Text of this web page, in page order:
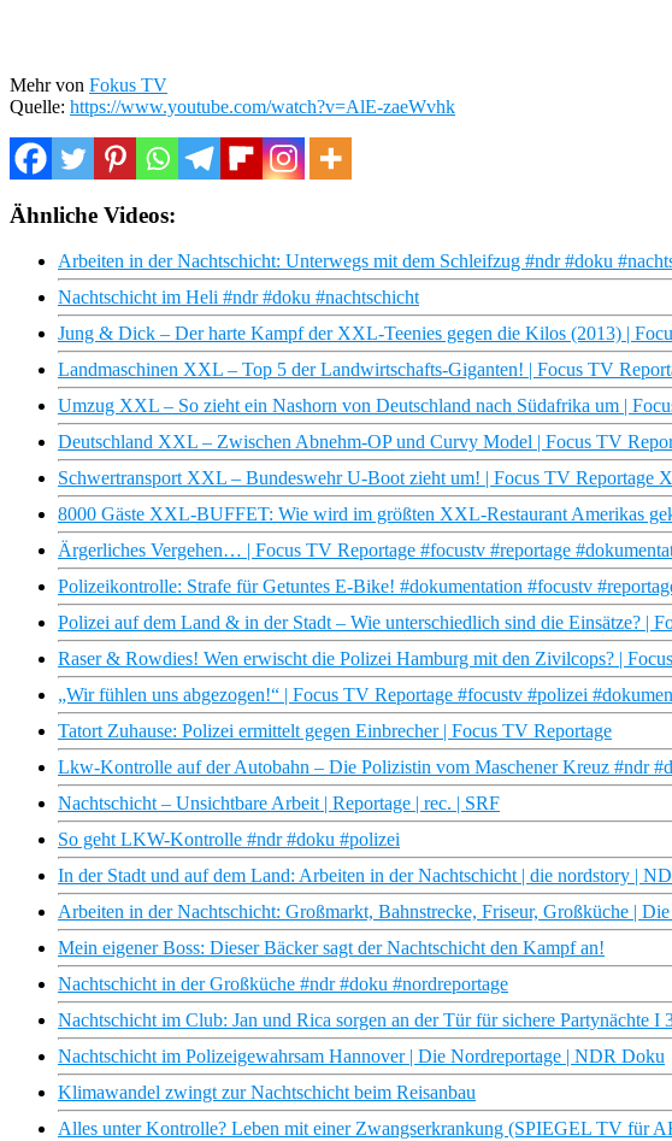
Mehr von Fokus TV
Quelle: https://www.youtube.com/watch?v=AlE-zaeWvhk
Ähnliche Videos:
Arbeiten in der Nachtschicht: Unterwegs mit dem Schleifzug #ndr #doku
Nachtschicht im Heli #ndr #doku #nachtschicht
Jung & Dick – Der harte Kampf der XXL-Teenies gegen die Kilos (2013) |
Landmaschinen XXL – Top 5 der Landwirtschafts-Giganten! | Focus TV
Umzug XXL – So zieht ein Nashorn von Deutschland nach Südafrika um |
Deutschland XXL – Zwischen Abnehm-OP und Curvy Model | Focus TV
Schwertransport XXL – Bundeswehr U-Boot zieht um! | Focus TV Reportage
8000 Gäste XXL-BUFFET: Wie wird im größten XXL-Restaurant Amerikas
Ärgerliches Vergehen… | Focus TV Reportage #focustv #reportage
Polizeikontrolle: Strafe für Getuntes E-Bike! #dokumentation #focustv
Polizei auf dem Land & in der Stadt – Wie unterschiedlich sind die Einsätze? |
Raser & Rowdies! Wen erwischt die Polizei Hamburg mit den Zivilcops? |
„Wir fühlen uns abgezogen!“ | Focus TV Reportage #focustv #polizei
Tatort Zuhause: Polizei ermittelt gegen Einbrecher | Focus TV Reportage
Lkw-Kontrolle auf der Autobahn – Die Polizistin vom Maschener Kreuz #ndr
Nachtschicht – Unsichtbare Arbeit | Reportage | rec. | SRF
So geht LKW-Kontrolle #ndr #doku #polizei
In der Stadt und auf dem Land: Arbeiten in der Nachtschicht | die nordstory |
Arbeiten in der Nachtschicht: Großmarkt, Bahnstrecke, Friseur, Großküche |
Mein eigener Boss: Dieser Bäcker sagt der Nachtschicht den Kampf an!
Nachtschicht in der Großküche #ndr #doku #nordreportage
Nachtschicht im Club: Jan und Rica sorgen an der Tür für sichere Partynächte I
Nachtschicht im Polizeigewahrsam Hannover | Die Nordreportage | NDR Doku
Klimawandel zwingt zur Nachtschicht beim Reisanbau
Alles unter Kontrolle? Leben mit einer Zwangserkrankung (SPIEGEL TV für